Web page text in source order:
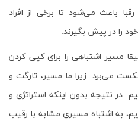
باعث می‌شود تا برخی از افراد
را در پیش بگیرند.
مسیر اشتباهی را برای کپی کردن
می‌برد. زیرا ما مسیر، تارگت و
در نتیجه بدون اینکه استراتژی و
به اشتباه مسیری مشابه با رقیب